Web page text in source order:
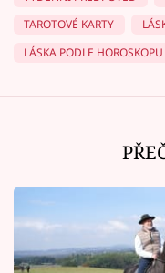
TAROTOVÉ KARTY
LÁSKA PODLE HOROSKOPU